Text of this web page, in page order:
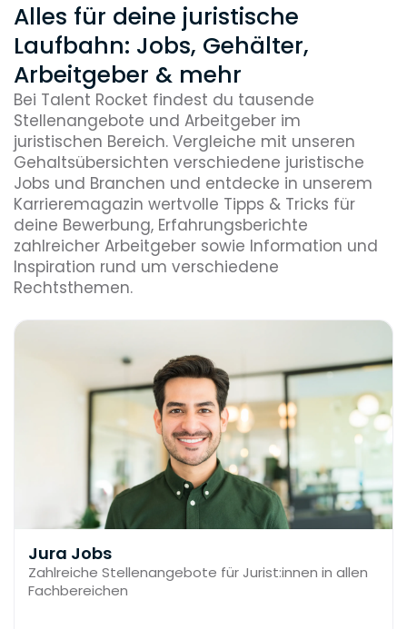
Alles für deine juristische
Laufbahn: Jobs, Gehälter,
Arbeitgeber & mehr
Bei Talent Rocket findest du tausende
Stellenangebote und Arbeitgeber im
juristischen Bereich. Vergleiche mit unseren
Gehaltsübersichten verschiedene juristische
Jobs und Branchen und entdecke in unserem
Karrieremagazin wertvolle Tipps & Tricks für
deine Bewerbung, Erfahrungsberichte
zahlreicher Arbeitgeber sowie Information und
Inspiration rund um verschiedene
Rechtsthemen.
Jura Jobs
Zahlreiche Stellenangebote für Jurist:innen in allen
Fachbereichen